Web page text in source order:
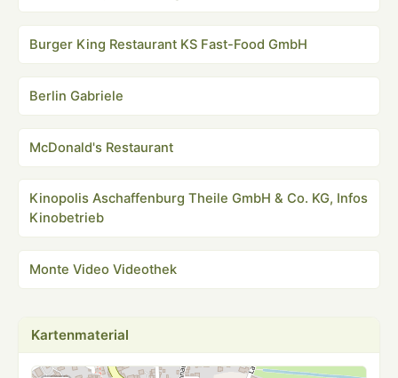
Burger King Restaurant KS Fast-Food GmbH
Berlin Gabriele
McDonald's Restaurant
Kinopolis Aschaffenburg Theile GmbH & Co. KG, Infos
Kinobetrieb
Monte Video Videothek
Kartenmaterial